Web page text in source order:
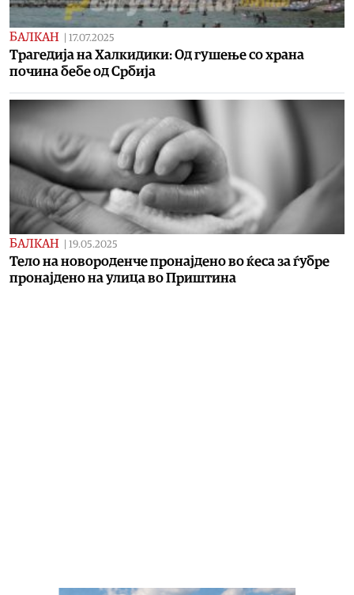
БАЛКАН | 17.07.2025
Трагедија на Халкидики: Од гушење со храна
почина бебе од Србија
БАЛКАН | 19.05.2025
Тело на новороденче пронајдено во ќеса за ѓубре
пронајдено на улица во Приштина